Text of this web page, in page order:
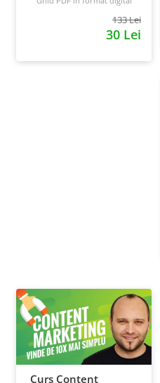
133 Lei
30 Lei
Curs Content